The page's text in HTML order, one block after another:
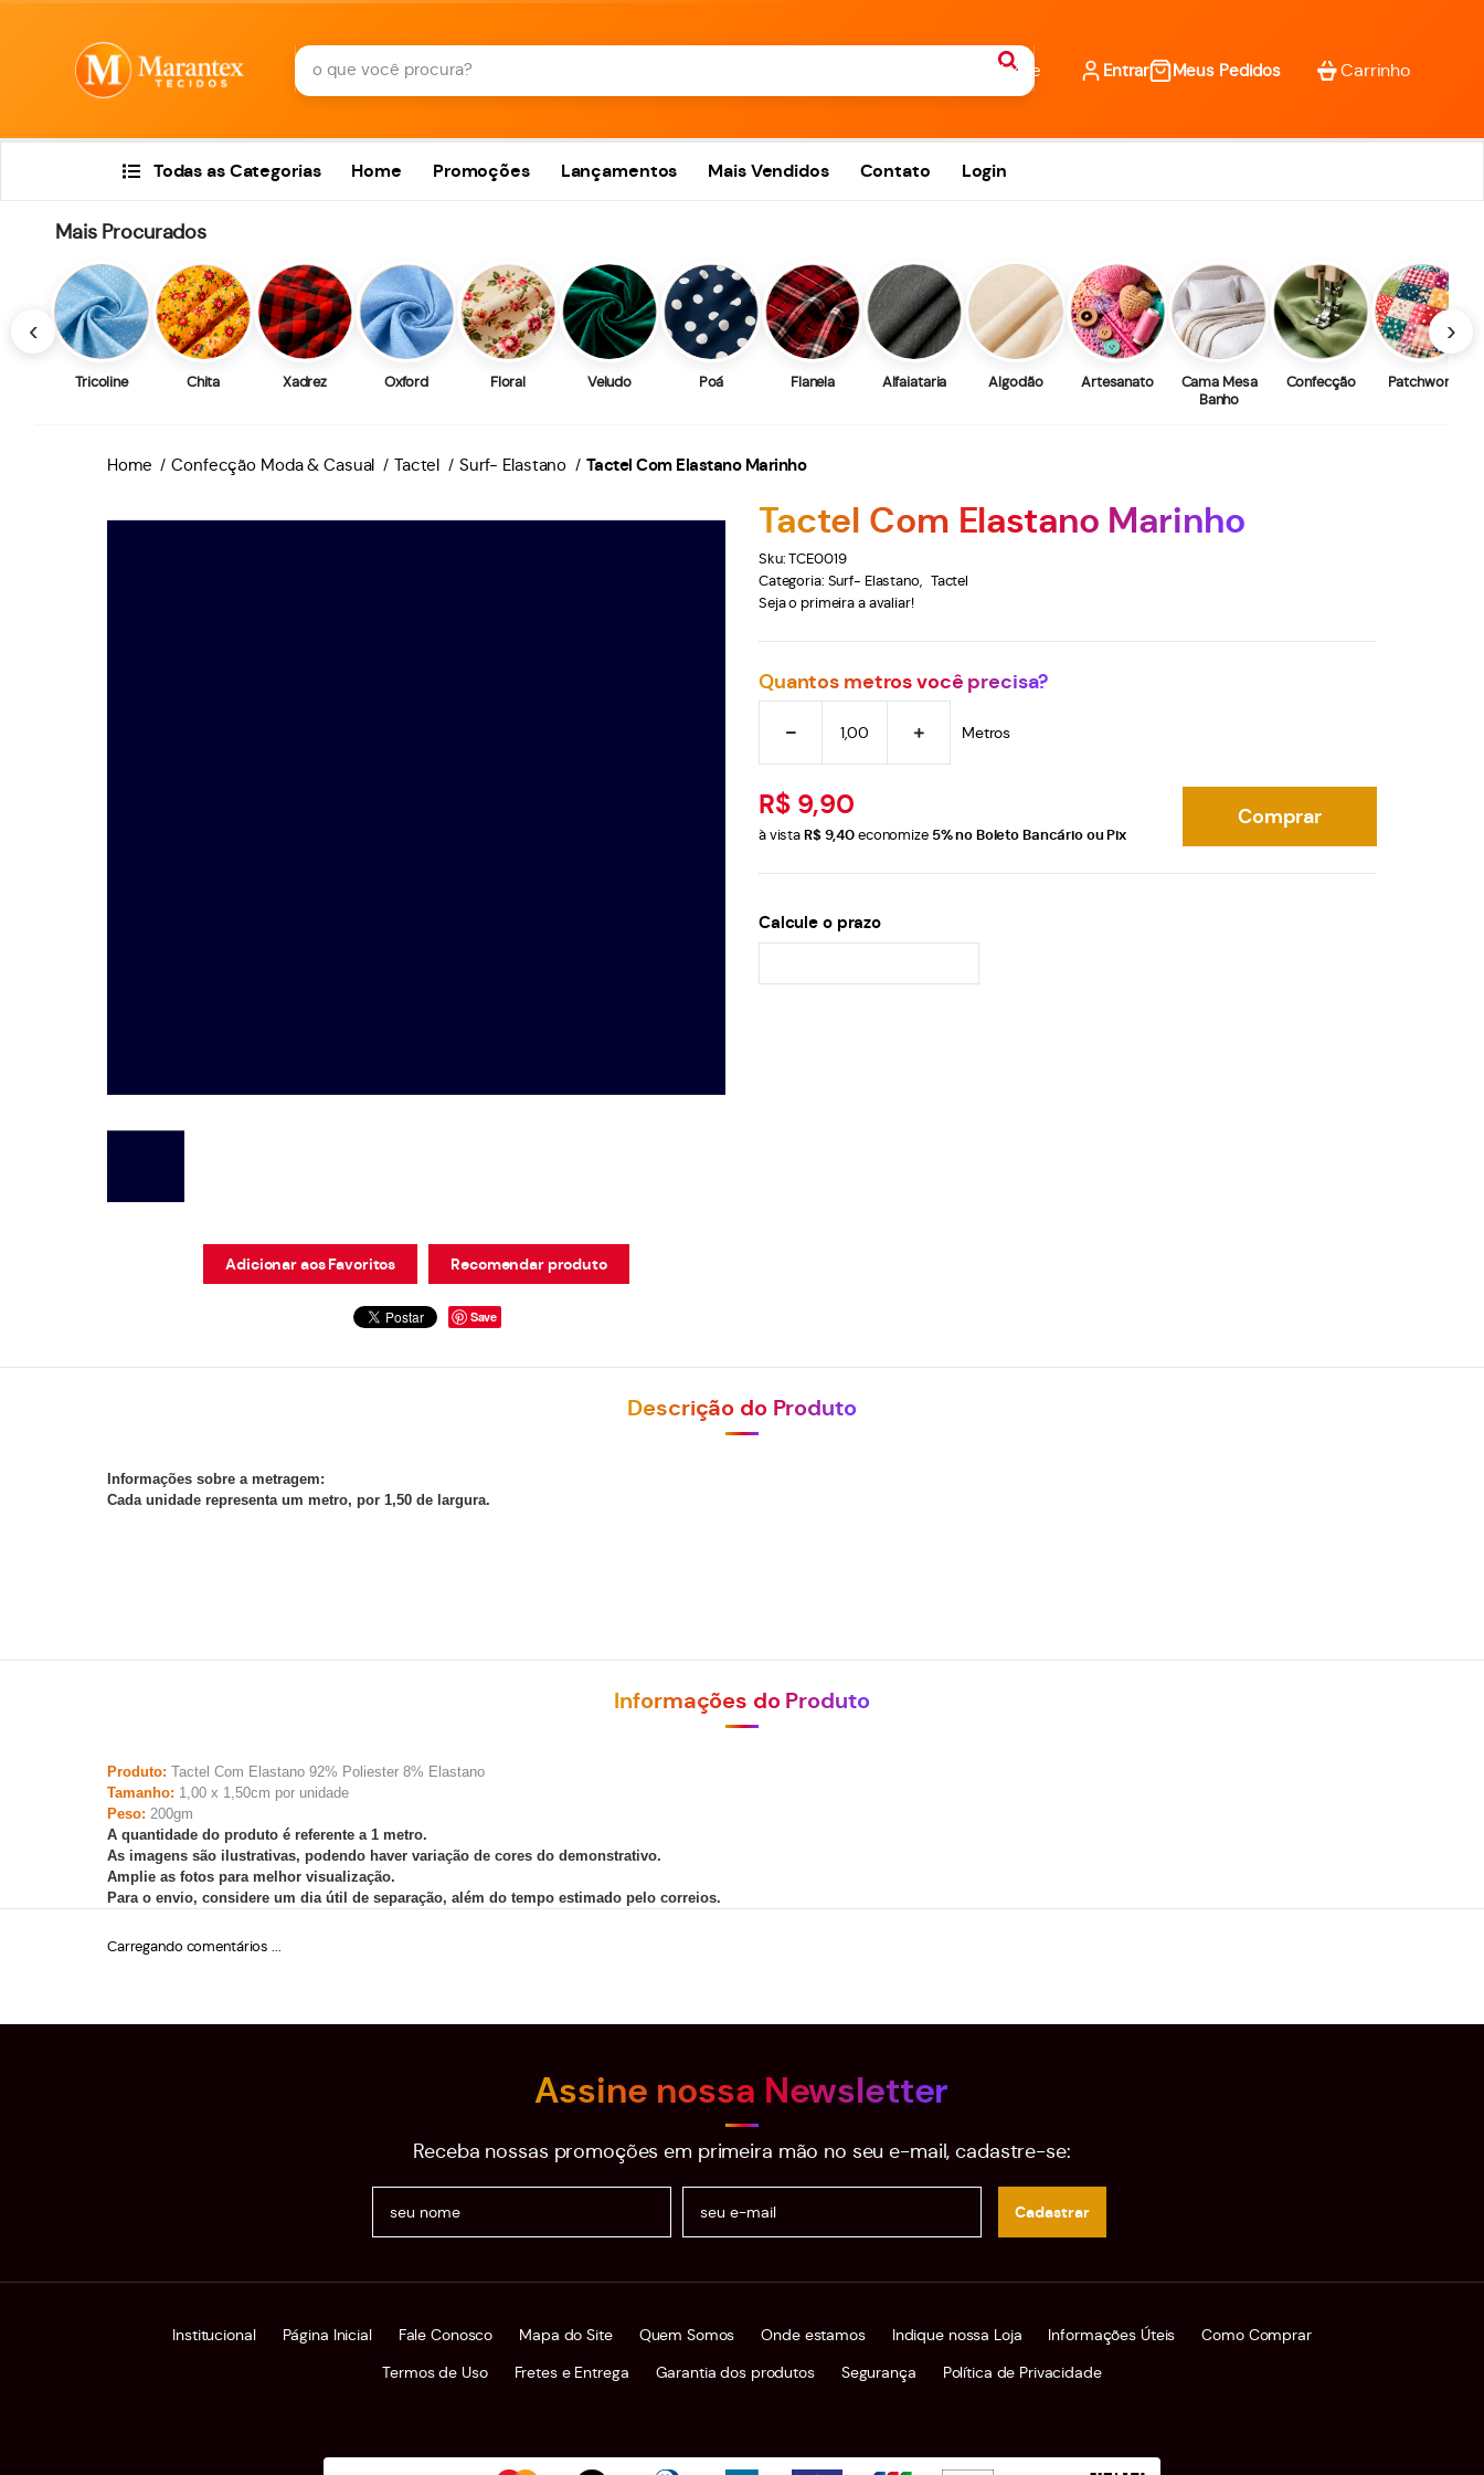
Entrar Meus Pedidos
Todas as Categorias Home Promoções Lançamentos Mais Vendidos Contato Login
‹
Mais Procurados
Tricoline Chita Xadrez Oxford Floral Veludo Poá Flanela Alfaiataria Algodão Artesanato
Cama Mesa
Banho
Confecção Patchwork
›
Home Confecção Moda & Casual Tactel Surf- Elastano Tactel Com Elastano Marinho
Adicionar aos Favoritos Recomendar produto
Save
Tactel Com Elastano Marinho
Sku:TCE0019
Categoria: Surf- Elastano
Tactel
Seja o primeira a avaliar!
Quantos metros você precisa?
Metros
R$ 9,90
à vistaR$ 9,40economize 5%no Boleto Bancário ou Pix
Comprar
Calcule o prazo
Descrição do Produto
Informações sobre a metragem:
Cada unidade representa um metro, por 1,50 de largura.
Informações do Produto
Produto: Tactel Com Elastano 92% Poliester 8% Elastano
Tamanho: 1,00 x 1,50cm por unidade
Peso: 200gm
A quantidade do produto é referente a 1 metro.
As imagens são ilustrativas, podendo haver variação de cores do demonstrativo.
Amplie as fotos para melhor visualização.
Para o envio, considere um dia útil de separação, além do tempo estimado pelo correios.
Carregando comentários ...
Assine nossa Newsletter
Receba nossas promoções em primeira mão no seu e-mail, cadastre-se:
Cadastrar
Institucional Página Inicial Fale Conosco Mapa do Site Quem Somos Onde estamos Indique nossa Loja Informações Úteis
Como Comprar
Termos de Uso
Fretes e Entrega Garantia dos produtos Segurança Política de Privacidade